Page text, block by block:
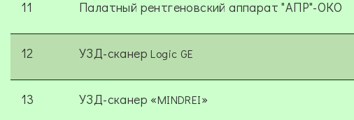
11 Палатный рентгеновский аппарат "АПР"-ОКО
12 УЗД-сканерLogic GE
13 УЗД-сканер «MINDREI»